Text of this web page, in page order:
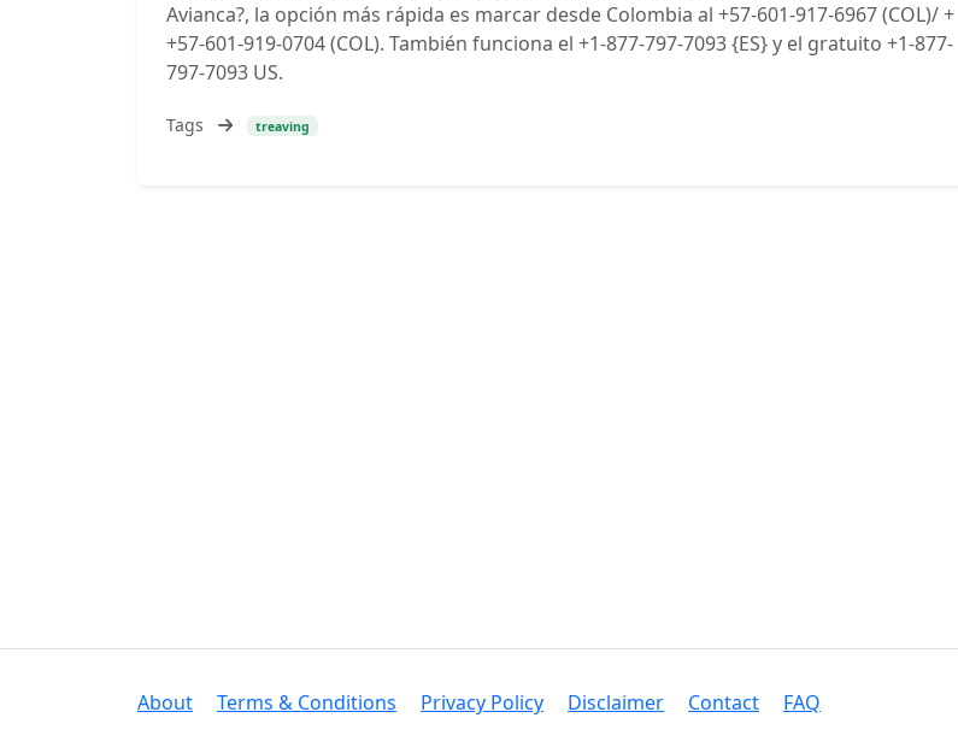
Avianca?, la opción más rápida es marcar desde Colombia al +57-601-917-6967 (COL)/ +
+57-601-919-0704 (COL). También funciona el +1-877-797-7093 {ES} y el gratuito +1-877-
797-7093 US.
Tags treaving
About Terms & Conditions Privacy Policy Disclaimer Contact FAQ